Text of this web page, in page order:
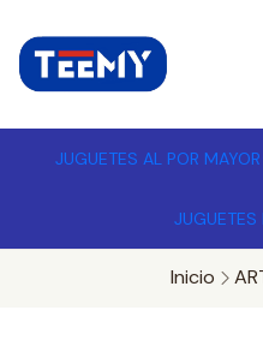
JUGUETES AL POR MAYOR
JUGUETES
Inicio